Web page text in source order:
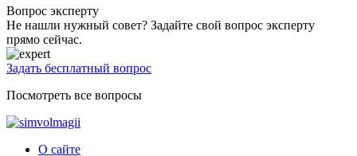
Вопрос эксперту
Не нашли нужный совет? Задайте свой вопрос эксперту
прямо сейчас.
Задать бесплатный вопрос
Посмотреть все вопросы
О сайте